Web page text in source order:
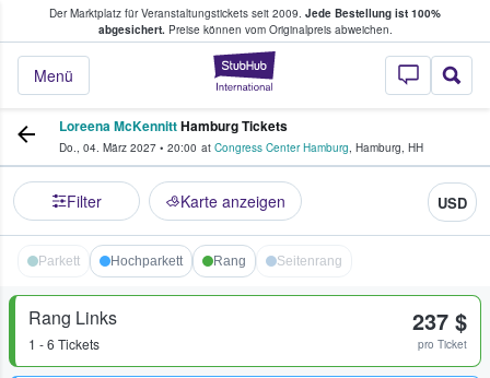
Der Marktplatz für Veranstaltungstickets seit 2009. Jede Bestellung ist 100%
abgesichert.Preise können vom Originalpreis abweichen.
StubHub - Wo
Menü
Tickets kaufen & verkaufen
Loreena McKennittHamburg Tickets
Do., 04. März 2027 • 20:00 at Congress Center Hamburg, Hamburg, HH
Filter Karte anzeigen USD
Parkett Hochparkett Rang Seitenrang
Rang Links
1 - 6 Tickets
237 $
pro Ticket